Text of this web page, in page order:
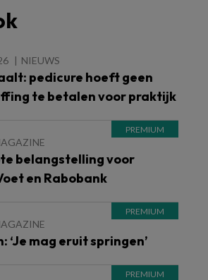
NIEUWS
pedicure hoeft geen
te betalen voor praktijk
belangstelling voor
en Rabobank
‘Je mag eruit springen’